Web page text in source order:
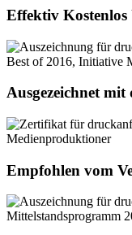
Effektiv
Ausgezeichnet
Empfohlen vom